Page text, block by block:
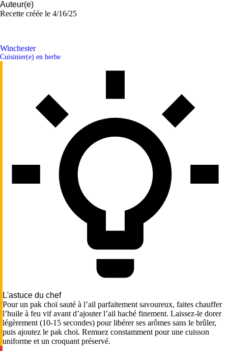
Auteur(e)
Recette créée le 4/16/25
Winchester
Cuisinier(e) en herbe
L'astuce du chef
Pour un pak choï sauté à l’ail parfaitement savoureux, faites chauffer
l’huile à feu vif avant d’ajouter l’ail haché finement. Laissez-le dorer
légèrement (10-15 secondes) pour libérer ses arômes sans le brûler,
puis ajoutez le pak choï. Remuez constamment pour une cuisson
uniforme et un croquant préservé.